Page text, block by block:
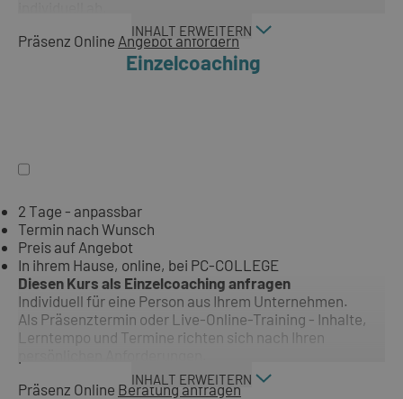
INHALT ERWEITERN
Präsenz Online Angebot anfordern
Einzelcoaching
2 Tage - anpassbar
Termin nach Wunsch
Preis auf Angebot
In ihrem Hause, online, bei PC-COLLEGE
Diesen Kurs als Einzelcoaching anfragen
Individuell für eine Person aus Ihrem Unternehmen.
Als Präsenztermin oder Live-Online-Training - Inhalte,
Lerntempo und Termine richten sich nach Ihren
INHALT ERWEITERN
Präsenz Online Beratung anfragen